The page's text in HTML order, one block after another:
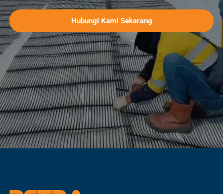
Hubungi Kami Sekarang